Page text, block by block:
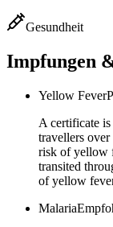
Gesundheit
Impfungen
Yellow Fever
A certificate
travellers
risk of yellow
transited
of yellow
Malaria